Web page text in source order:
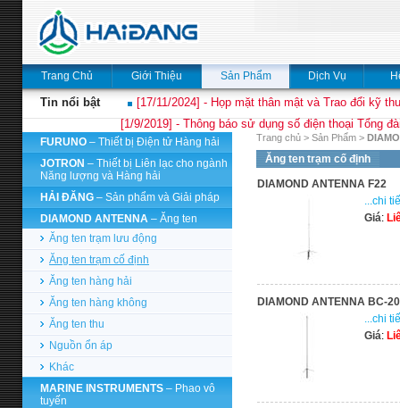
Trang Chủ Giới Thiệu Sản Phẩm Dịch Vụ
Tin nổi bật
[17/11/2024] - Họp mặt thân mật và Trao đổi kỹ
[1/9/2019] - Thông báo sử dụng số điện thoại Tổng
FURUNO – Thiết bị Điện tử Hàng hải
JOTRON – Thiết bị Liên lạc cho ngành
Năng lượng và Hàng hải
HẢI ĐĂNG – Sản phẩm và Giải pháp
DIAMOND ANTENNA – Ăng ten
Ăng ten trạm lưu động
Ăng ten trạm cố định
Ăng ten hàng hải
Ăng ten hàng không
Ăng ten thu
Nguồn ổn áp
Khác
MARINE INSTRUMENTS – Phao vô
tuyến
Trang chủ > Sản Phẩm >
Ăng ten trạm cố định
DIAMOND ANTENNA F22
...chi
Giá:
DIAMOND ANTENNA BC-
...chi
Giá: